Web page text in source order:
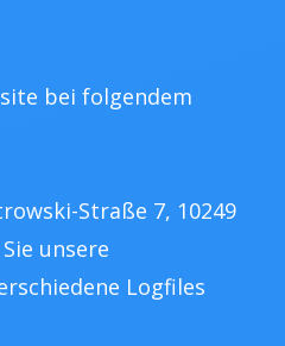
bei folgendem
Straße 7, 10249
unsere
Logfiles